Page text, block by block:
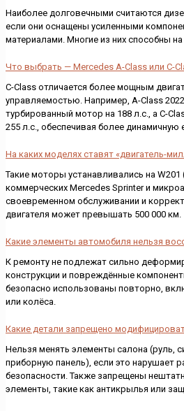
Наиболее долговечными считаются
если они оснащены усиленными
материалами. Многие из них способны
Что выбрать — Mercedes A-Class или C-
C-Class отличается более мощным
управляемостью. Например, A-Class
турбированный мотор на 188 л.с., а C-
255 л.с., обеспечивая более динамичную
На каких моделях ставят «двигатель-
Такие моторы устанавливались на W201
коммерческих Mercedes Sprinter и
своевременном обслуживании и
двигателя может превышать 500 000 км.
Какие элементы автомобиля нельзя
К ремонту не подлежат сильно
конструкции и повреждённые
безопасно использованы повторно,
или колёса.
Какие детали запрещено
Нельзя менять элементы салона (руль,
приборную панель), если это нарушает
безопасности. Также запрещены
элементы, такие как антикрылья или